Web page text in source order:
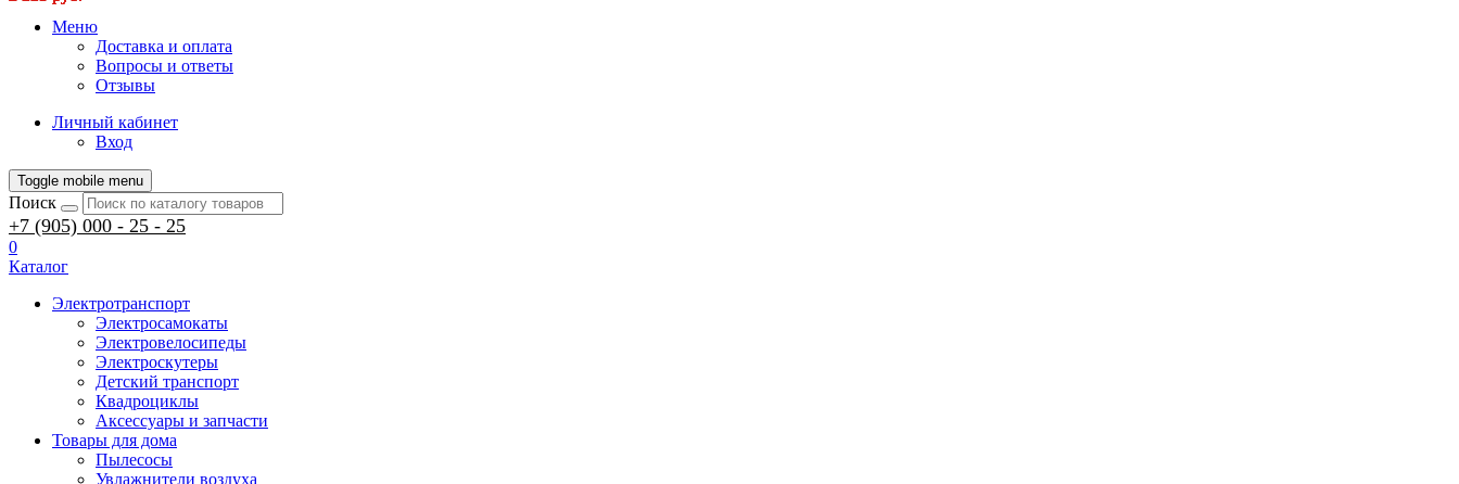
Меню
Доставка и оплата
Вопросы и ответы
Отзывы
Личный кабинет
Вход
Toggle mobile menu
Поиск
+7 (905) 000 - 25 - 25
0
Каталог
Электротранспорт
Электросамокаты
Электровелосипеды
Электроскутеры
Детский транспорт
Квадроциклы
Аксессуары и запчасти
Товары для дома
Пылесосы
Увлажнители воздуха